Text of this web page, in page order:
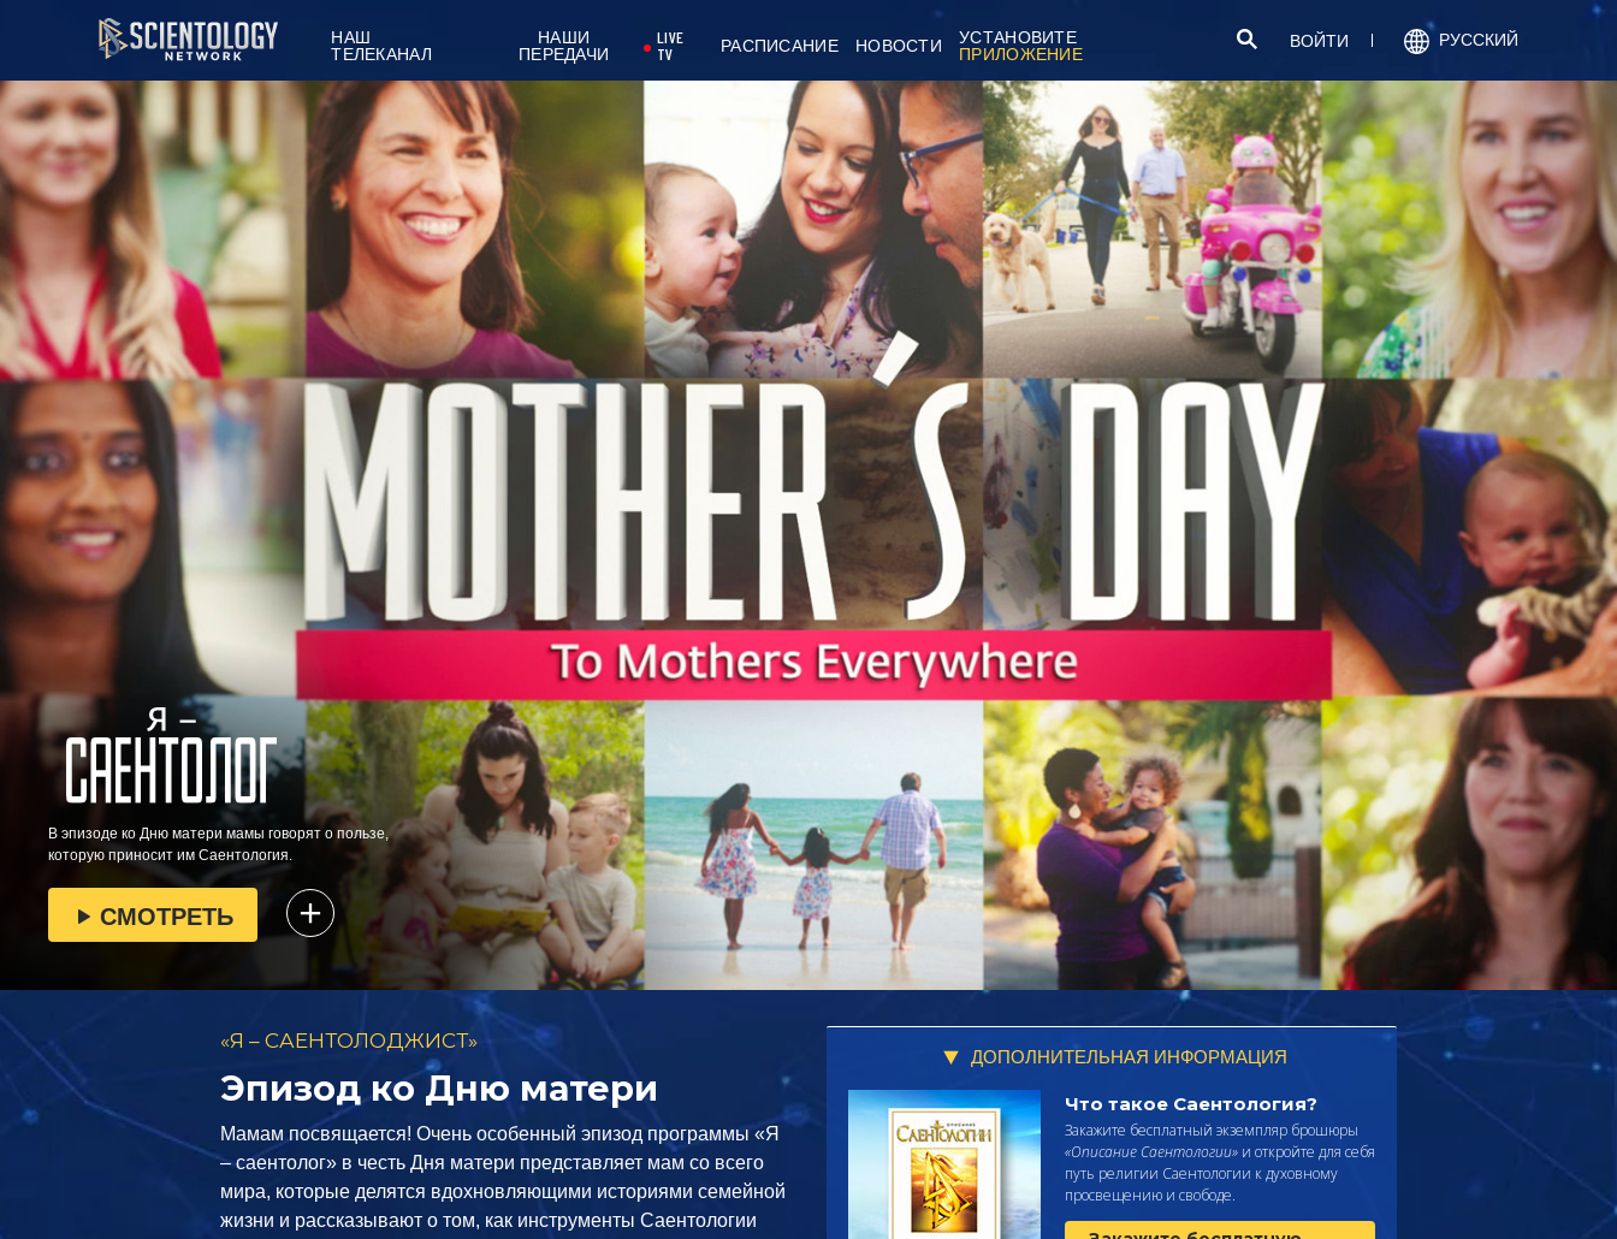
НАШ
ТЕЛЕКАНАЛ
НАШИ
ПЕРЕДАЧИ
LIVE
TV
РАСПИСАНИЕ НОВОСТИ
УСТАНОВИТЕ
ПРИЛОЖЕНИЕ
ВОЙТИ РУССКИЙ
В эпизоде ко Дню матери мамы говорят о пользе,
которую приносит им Саентология.
СМОТРЕТЬ
«Я – САЕНТОЛОДЖИСТ»
Эпизод ко Дню матери
Мамам посвящается! Очень особенный эпизод программы «Я
– саентолог» в честь Дня матери представляет мам со всего
мира, которые делятся вдохновляющими историями семейной
жизни и рассказывают о том, как инструменты Саентологии
ДОПОЛНИТЕЛЬНАЯ ИНФОРМАЦИЯ
Что такое Саентология?
Закажите бесплатный экземпляр брошюры
«Описание Саентологии» и откройте для себя
путь религии Саентологии к духовному
просвещению и свободе.